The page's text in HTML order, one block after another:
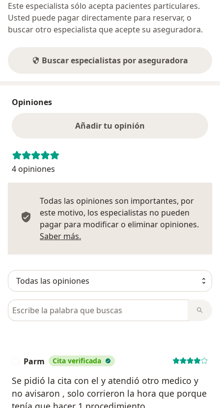
Este especialista sólo acepta pacientes particulares.
Usted puede pagar directamente para reservar, o
buscar otro especialista que acepte su aseguradora.
Buscar especialistas por aseguradora
Opiniones
Añadir tu opinión
4 opiniones
Todas las opiniones son importantes, por
este motivo, los especialistas no pueden
pagar para modificar o eliminar opiniones.
Saber más.
Busca en opiniones
Parm Cita verificada
Se pidió la cita con el y atendió otro medico y
no avisaron , solo corrieron la hora que porque